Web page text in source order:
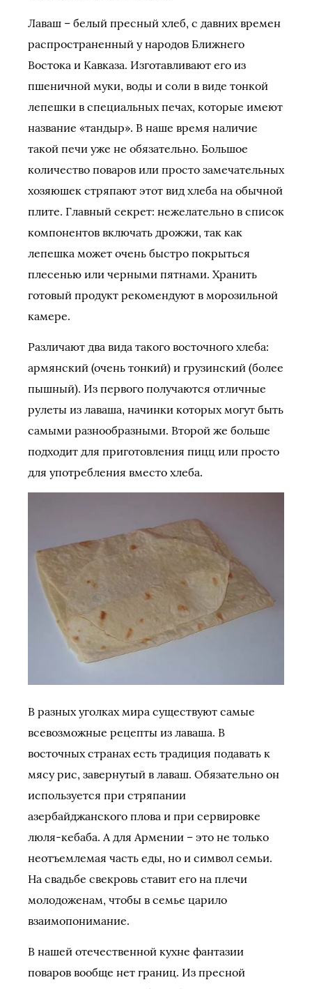
Лаваш – белый пресный хлеб, с давних времен
распространенный у народов Ближнего
Востока и Кавказа. Изготавливают его из
пшеничной муки, воды и соли в виде тонкой
лепешки в специальных печах, которые имеют
название «тандыр». В наше время наличие
такой печи уже не обязательно. Большое
количество поваров или просто замечательных
хозяюшек стряпают этот вид хлеба на обычной
плите. Главный секрет: нежелательно в список
компонентов включать дрожжи, так как
лепешка может очень быстро покрыться
плесенью или черными пятнами. Хранить
готовый продукт рекомендуют в морозильной
камере.
Различают два вида такого восточного хлеба:
армянский (очень тонкий) и грузинский (более
пышный). Из первого получаются отличные
рулеты из лаваша, начинки которых могут быть
самыми разнообразными. Второй же больше
подходит для приготовления пицц или просто
для употребления вместо хлеба.
В разных уголках мира существуют самые
всевозможные рецепты из лаваша. В
восточных странах есть традиция подавать к
мясу рис, завернутый в лаваш. Обязательно он
используется при стряпании
азербайджанского плова и при сервировке
люля-кебаба. А для Армении – это не только
неотъемлемая часть еды, но и символ семьи.
На свадьбе свекровь ставит его на плечи
молодоженам, чтобы в семье царило
взаимопонимание.
В нашей отечественной кухне фантазии
поваров вообще нет границ. Из пресной